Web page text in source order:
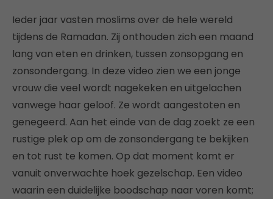
Ieder jaar vasten moslims over de hele wereld
tijdens de Ramadan. Zij onthouden zich een maand
lang van eten en drinken, tussen zonsopgang en
zonsondergang. In deze video zien we een jonge
vrouw die veel wordt nagekeken en uitgelachen
vanwege haar geloof. Ze wordt aangestoten en
genegeerd. Aan het einde van de dag zoekt ze een
rustige plek op om de zonsondergang te bekijken
en tot rust te komen. Op dat moment komt er
vanuit onverwachte hoek gezelschap. Een video
waarin een duidelijke boodschap naar voren komt;